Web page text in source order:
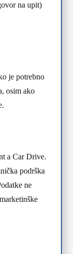
na upit)
je potrebno
osim ako
a Car Drive.
podrška
ne